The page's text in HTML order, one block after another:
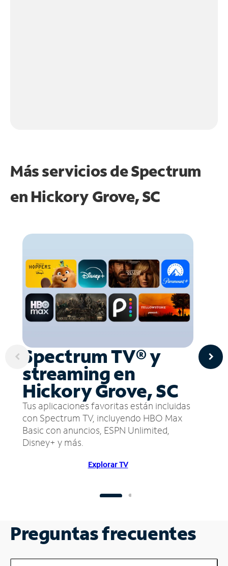
Más servicios de Spectrum
en Hickory Grove, SC
Spectrum TV® y
streaming en
Hickory Grove, SC
Tus aplicaciones favoritas están incluidas
con Spectrum TV, incluyendo HBO Max
Basic con anuncios, ESPN Unlimited,
Disney+ y más.
Explorar TV
Preguntas frecuentes